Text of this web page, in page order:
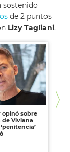
sostenido
de 2 puntos
Lizy Tagliani.
opinó sobre
Viviana